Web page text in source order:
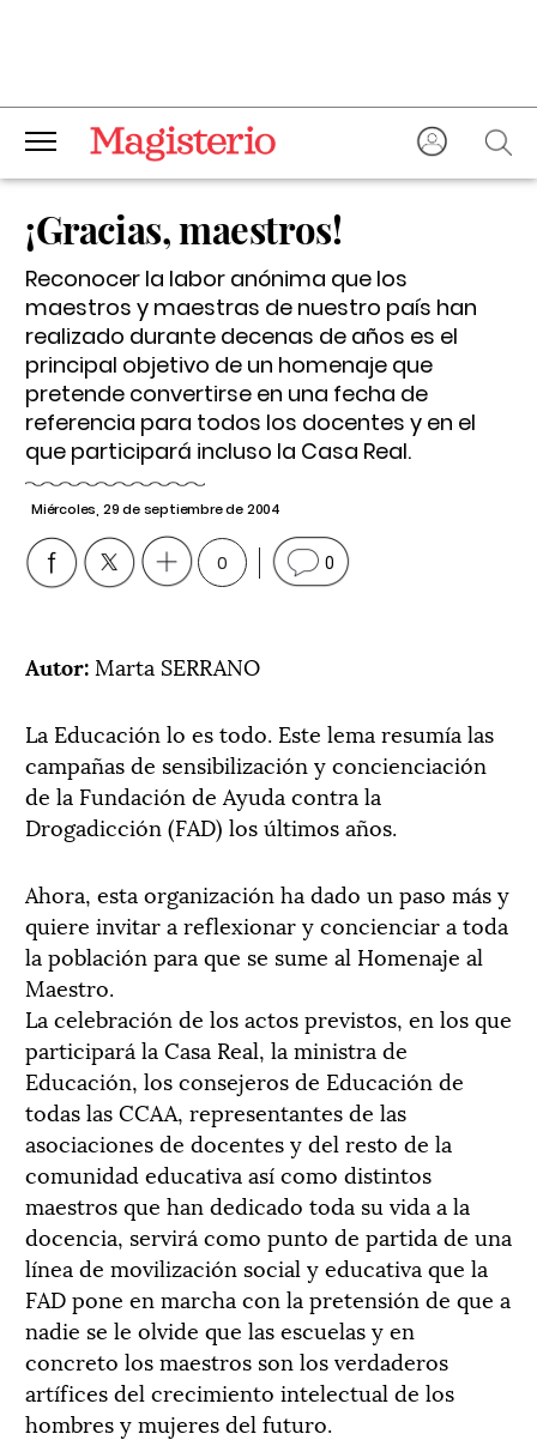
¡Gracias, maestros!
Reconocer la labor anónima que los
maestros y maestras de nuestro país han
realizado durante decenas de años es el
principal objetivo de un homenaje que
pretende convertirse en una fecha de
referencia para todos los docentes y en el
que participará incluso la Casa Real.
Miércoles, 29 de septiembre de 2004
0 0
Autor: Marta SERRANO
La Educación lo es todo. Este lema resumía las
campañas de sensibilización y concienciación
de la Fundación de Ayuda contra la
Drogadicción (FAD) los últimos años.
Ahora, esta organización ha dado un paso más y
quiere invitar a reflexionar y concienciar a toda
la población para que se sume al Homenaje al
Maestro.
La celebración de los actos previstos, en los que
participará la Casa Real, la ministra de
Educación, los consejeros de Educación de
todas las CCAA, representantes de las
asociaciones de docentes y del resto de la
comunidad educativa así como distintos
maestros que han dedicado toda su vida a la
docencia, servirá como punto de partida de una
línea de movilización social y educativa que la
FAD pone en marcha con la pretensión de que a
nadie se le olvide que las escuelas y en
concreto los maestros son los verdaderos
artífices del crecimiento intelectual de los
hombres y mujeres del futuro.